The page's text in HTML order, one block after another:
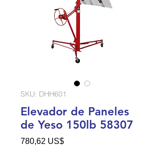
SKU: DHH601
Elevador de Paneles
de Yeso 150lb 58307
780,62 US$Precio